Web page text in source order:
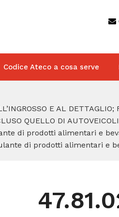
Codice Ateco a cosa serve
E AL
QUELLO DI
di prodotti alimentari e
di prodotti alimentari e